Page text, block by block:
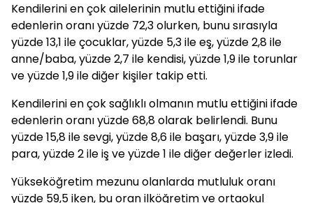
Kendilerini en çok ailelerinin mutlu ettiğini ifade
edenlerin oranı yüzde 72,3 olurken, bunu sırasıyla
yüzde 13,1 ile çocuklar, yüzde 5,3 ile eş, yüzde 2,8 ile
anne/baba, yüzde 2,7 ile kendisi, yüzde 1,9 ile torunlar
ve yüzde 1,9 ile diğer kişiler takip etti.
Kendilerini en çok sağlıklı olmanın mutlu ettiğini ifade
edenlerin oranı yüzde 68,8 olarak belirlendi. Bunu
yüzde 15,8 ile sevgi, yüzde 8,6 ile başarı, yüzde 3,9 ile
para, yüzde 2 ile iş ve yüzde 1 ile diğer değerler izledi.
Yükseköğretim mezunu olanlarda mutluluk oranı
yüzde 59,5 iken, bu oran ilköğretim ve ortaokul